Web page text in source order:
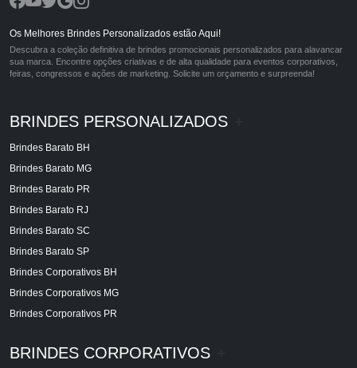
Os Melhores Brindes Personalizados estão Aqui!
Descubra a coleção definitiva de brindes promocionais personalizados para alavancar
sua marca. Encontre opções criativas e de alta qualidade para eventos corporativos,
feiras, congressos e ações de marketing. Solicite um orçamento e surpreenda!
BRINDES PERSONALIZADOS
Brindes Barato BH
Brindes Barato MG
Brindes Barato PR
Brindes Barato RJ
Brindes Barato SC
Brindes Barato SP
Brindes Corporativos BH
Brindes Corporativos MG
Brindes Corporativos PR
BRINDES CORPORATIVOS